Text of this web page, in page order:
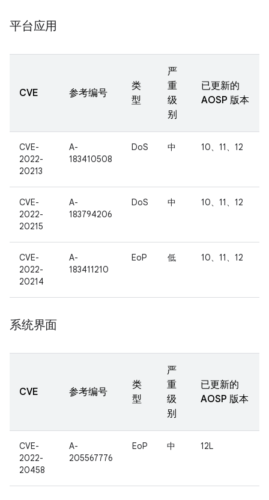
平台应用
CVE 参考编号
类
型
严
重
级
别
已更新的
AOSP 版本
CVE-
2022-
20213
A-
183410508
DoS 中 10、11、12
CVE-
2022-
20215
A-
183794206
DoS 中 10、11、12
CVE-
2022-
20214
A-
183411210
EoP 低 10、11、12
系统界面
CVE 参考编号
类
型
严
重
级
别
已更新的
AOSP 版本
CVE-
2022-
20458
A-
205567776
EoP 中 12L